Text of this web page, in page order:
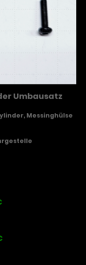
Umbausatz
Messinghülse